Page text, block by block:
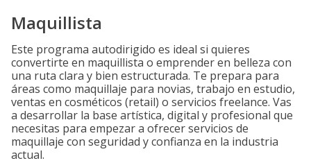
Maquillista
Este programa autodirigido es ideal si quieres
convertirte en maquillista o emprender en belleza con
una ruta clara y bien estructurada. Te prepara para
áreas como maquillaje para novias, trabajo en estudio,
ventas en cosméticos (retail) o servicios freelance. Vas
a desarrollar la base artística, digital y profesional que
necesitas para empezar a ofrecer servicios de
maquillaje con seguridad y confianza en la industria
actual.